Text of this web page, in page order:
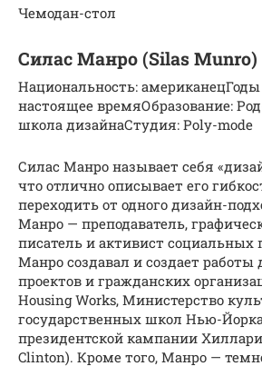
Чемодан-стол
Силас Манро (Silas Munro)
Национальность:
настоящее времяОбразование:
школа дизайнаСтудия: Poly-mode
Силас Манро называет себя
что отлично описывает его
переходить от одного дизайн-
Манро — преподаватель,
писатель и активист социальных
Манро создавал и создает
проектов и гражданских
Housing Works, Министерство
государственных школ Нью-
президентской кампании
Clinton). Кроме того, Манро —